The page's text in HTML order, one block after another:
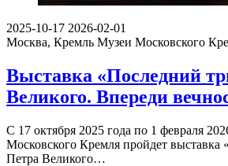
2025-10-17 2026-02-01
Москва, Кремль Музеи Московского
Выставка «Последний
Великого. Впереди
С 17 октября 2025 года по 1 февраля
Московского Кремля пройдет
Петра Великого…